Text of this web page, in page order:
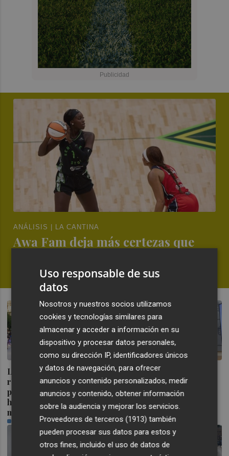
ANÁLISIS | LA CANTINA
Awa Fam deja más certezas que
FERNANDO MIÑANA
La Comunitat Valenciana
recibe el 18,2 % de
población extranjera que
ha llegado en últimos 12
meses
Ceuta señala que al
Gobierno le "consta" el
llamamiento por redes a
una nueva entrada masiva
el 15 de agosto
PLAZA
Uso responsable de sus
datos
Nosotros y nuestros socios utilizamos
cookies y tecnologías similares para
almacenar y acceder a información en su
dispositivo y procesar datos personales,
como su dirección IP, identificadores únicos
y datos de navegación, para ofrecer
anuncios y contenido personalizados, medir
anuncios y contenido, obtener información
sobre la audiencia y mejorar los servicios.
Proveedores de terceros (1913) también
pueden procesar sus datos para estos y
otros fines, incluido el uso de datos de